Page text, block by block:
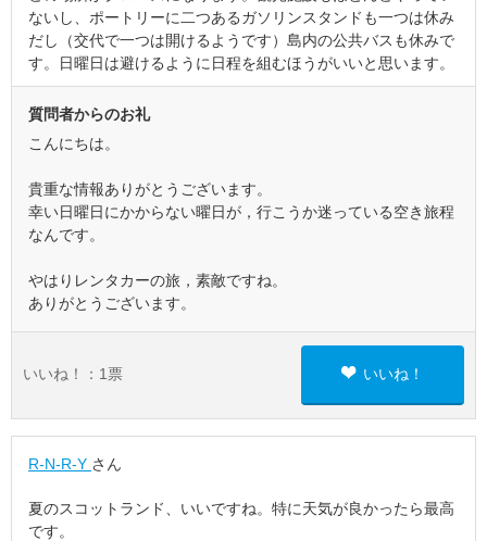
ないし、ポートリーに二つあるガソリンスタンドも一つは休み
だし（交代で一つは開けるようです）島内の公共バスも休みで
す。日曜日は避けるように日程を組むほうがいいと思います。
質問者からのお礼
こんにちは。
貴重な情報ありがとうございます。
幸い日曜日にかからない曜日が，行こうか迷っている空き旅程
なんです。
やはりレンタカーの旅，素敵ですね。
ありがとうございます。
いいね！： 1 票 いいね！
R-N-R-Y さん
夏のスコットランド、いいですね。特に天気が良かったら最高
です。